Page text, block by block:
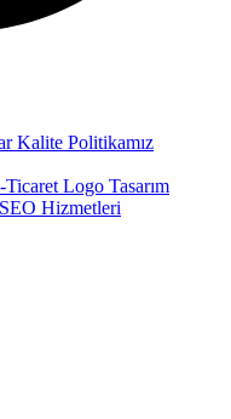
Kalite Politikamız
Ticaret Logo Tasarım
SEO Hizmetleri